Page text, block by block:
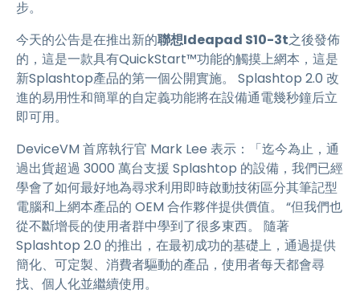
步。
今天的公告是在推出新的聯想Ideapad S10-3t之後發佈
的，這是一款具有QuickStart™功能的觸摸上網本，這是
新Splashtop產品的第一個公開實施。 Splashtop 2.0 改
進的易用性和簡單的自定義功能將在設備通電幾秒鐘后立
即可用。
DeviceVM 首席執行官 Mark Lee 表示：「迄今為止，通
過出貨超過 3000 萬台支援 Splashtop 的設備，我們已經
學會了如何最好地為尋求利用即時啟動技術區分其筆記型
電腦和上網本產品的 OEM 合作夥伴提供價值。 “但我們也
從不斷增長的使用者群中學到了很多東西。 隨著
Splashtop 2.0 的推出，在最初成功的基礎上，通過提供
簡化、可定製、消費者驅動的產品，使用者每天都會尋
找、個人化並繼續使用。